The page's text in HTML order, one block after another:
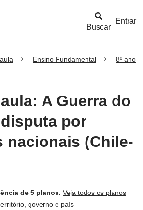
Buscar
Entrar
Ensino Fundamental 8º ano
A Guerra do
por
nacionais (Chile-
de 5 planos. Veja todos os planos
governo e país